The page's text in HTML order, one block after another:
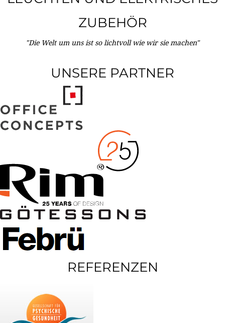
ZUBEHÖR
"Die Welt um uns ist so lichtvoll wie wir sie machen"
UNSERE PARTNER
REFERENZEN